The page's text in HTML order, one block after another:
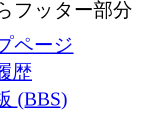
フッター部分
ページ
歴
(BBS)